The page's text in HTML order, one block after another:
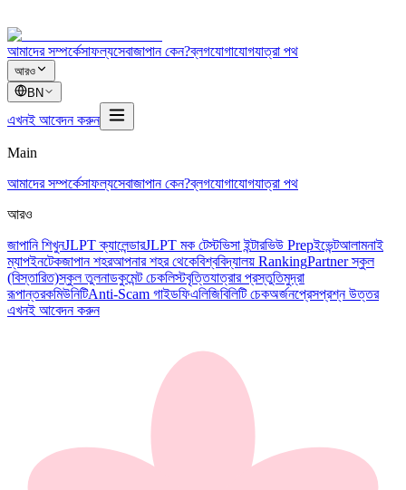
আমাদের সম্পর্কেসাফল্যসেবাজাপান কেন?ব্লগযোগাযোগযাত্রা পথ
আরও
BN
এখনই আবেদন করুন
Main
আমাদের সম্পর্কেসাফল্যসেবাজাপান কেন?ব্লগযোগাযোগযাত্রা পথ
আরও
জাপানি শিখুনJLPT ক্যালেন্ডারJLPT মক টেস্টভিসা ইন্টারভিউ Prepইভেন্টআলামনাই
ম্যাপইনটেকজাপান শহরআপনার শহর থেকেবিশ্ববিদ্যালয় RankingPartner স্কুল
(বিস্তারিত)স্কুল তুলনাডকুমেন্ট চেকলিস্টবৃত্তিযাত্রার প্রস্তুতিমুদ্রা
রূপান্তরকমিউনিটিAnti-Scam গাইডফিএলিজিবিলিটি চেকঅর্জনপ্রেসপ্রশ্ন উত্তর
এখনই আবেদন করুন